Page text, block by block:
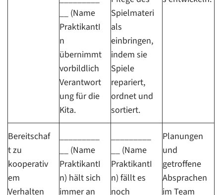
__ (Name
PraktikantI
n
übernimmt
vorbildlich
Verantwort
ung für die
Kita.
Spielmateri
als
einbringen,
indem sie
Spiele
repariert,
ordnet und
sortiert.
Bereitschaf
t zu
kooperativ
em
Verhalten
_________
__ (Name
PraktikantI
n) hält sich
immer an
_________
__ (Name
PraktikantI
n) fällt es
noch
Planungen
und
getroffene
Absprachen
im Team